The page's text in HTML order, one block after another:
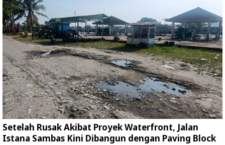
Setelah Rusak Akibat Proyek Waterfront, Jalan
Istana Sambas Kini Dibangun dengan Paving Block